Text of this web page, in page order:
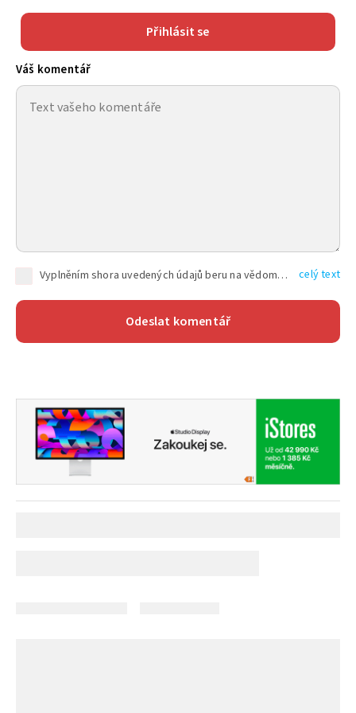
Přihlásit se
Váš komentář
Vyplněním shora uvedených údajů beru na vědomí, že společnost TEXT FACTORY s.r.o., sídlem Brno, Durďákova 336/29, Černá Pole, PSČ: 613 00, IČ: 06157831, zapsané u Krajského soudu v Brně, oddíl C, vložka 100399, bude zpracovávat mé osobní údaje uvedené v rámci mnou vyplněného registračního formuláře na základě oprávněných zájmů TEXT FACTORY s.r.o. dle čl. 6 odst. 1 písm. f) GDPR a pro splnění právních povinností (čl. 6 odst. 1 písm. c) GDPR), a to pro tyto účely: nezbytnost zajistit oprávnění návštěvníka webových stránek provozovaných společností TEXT FACTORY s.r.o. přispívat aktivně ke zveřejněným článkům nebo v rámci diskusních fór a výkon práv TEXT FACTORY s.r.o. jako administrátora těchto diskusních fór. Více informací o zpracování osobních údajů a právech lze nalézt v celý text